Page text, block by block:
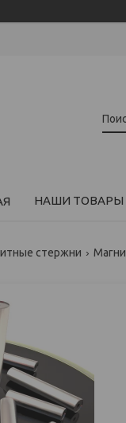
НАШИ ТОВАРЫ
стержни